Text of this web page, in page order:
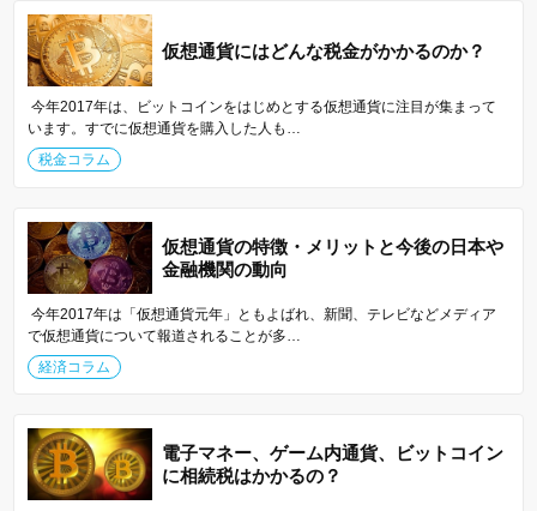
仮想通貨にはどんな税金がかかるのか？
今年2017年は、ビットコインをはじめとする仮想通貨に注目が集まって
います。すでに仮想通貨を購入した人も…
税金コラム
仮想通貨の特徴・メリットと今後の日本や
金融機関の動向
今年2017年は「仮想通貨元年」ともよばれ、新聞、テレビなどメディア
で仮想通貨について報道されることが多…
経済コラム
電子マネー、ゲーム内通貨、ビットコイン
に相続税はかかるの？